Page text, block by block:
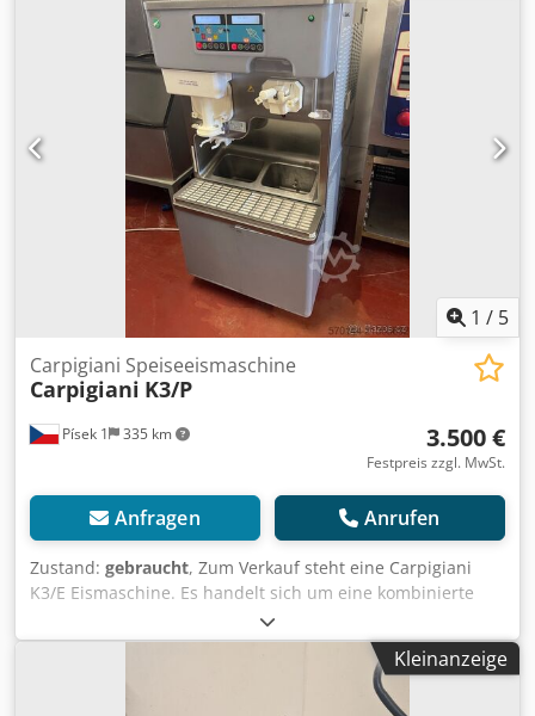
Zustand, mit Garantie. Dkedpfjzbnizox Anfjr
1 / 5
Písek 1 335 km
Carpigiani Speiseeismaschine
Carpigiani K3/P
3.500 €
Festpreis zzgl. MwSt.
Anfragen Anrufen
Zustand: gebraucht, Zum Verkauf steht eine Carpigiani
K3/E Eismaschine. Es handelt sich um eine kombinierte
Maschine zur Herstellung von Shakes und Speiseeis. Diese
Maschine ist für hohe Produktionsvolumen ausgelegt und
verfügt über zwei unabhängige Gefriereinheiten, was den
unabhängigen Betrieb einer Seite ermöglicht, während die
Kleinanzeige